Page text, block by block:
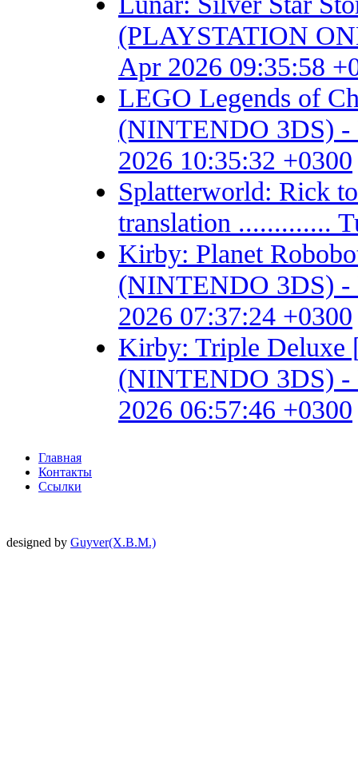
(PLAYSTATION
Apr 2026 09:35:58
LEGO Legends of
(NINTENDO 3DS) -
2026 10:35:32 +0300
Splatterworld: Rick
translation .............
Kirby: Planet
(NINTENDO 3DS) -
2026 07:37:24 +0300
Kirby: Triple
(NINTENDO 3DS) -
2026 06:57:46 +0300
Главная
Контакты
Ссылки
designed by Guyver(X.B.M.)